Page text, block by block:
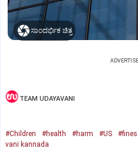
ಸಾಂದರ್ಭಿಕ ಚಿತ್ರ
TEAM UDAYAVANI
#Children #health #harm #US #fines
vani kannada